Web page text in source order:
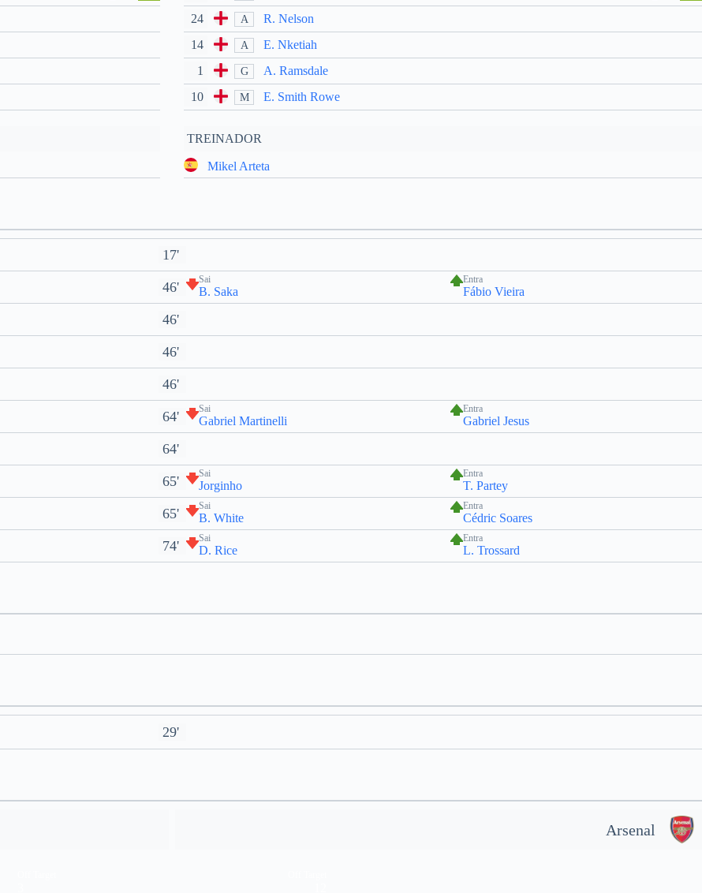
24 A
R. Nelson
14
A
E. Nketiah
1
G
A. Ramsdale
10
M E. Smith Rowe
TREINADOR
Mikel Arteta
17'
46' Sai
B. Saka
Entra
Fábio Vieira
46'
46'
46'
64' Sai
Gabriel Martinelli
Entra
Gabriel Jesus
64'
65' Sai
Jorginho
Entra
T. Partey
65' Sai
B. White
Entra
Cédric Soares
74' Sai
D. Rice
Entra
L. Trossard
29'
Arsenal